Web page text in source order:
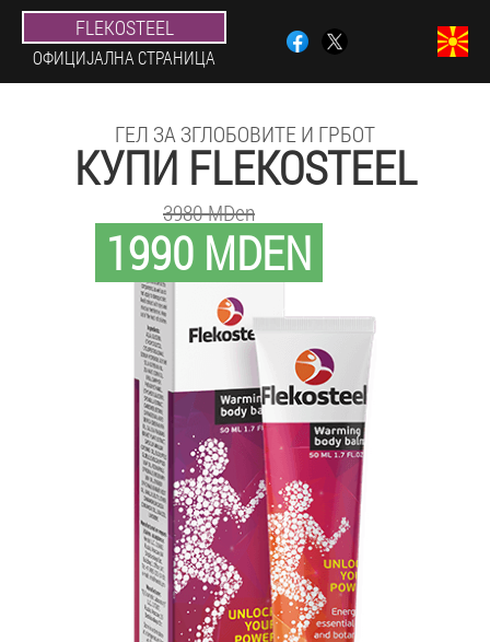
FLEKOSTEEL
ОФИЦИЈАЛНА СТРАНИЦА
ГЕЛ ЗА ЗГЛОБОВИТЕ И ГРБОТ
КУПИ FLEKOSTEEL
1990 MDEN
3980 MDen